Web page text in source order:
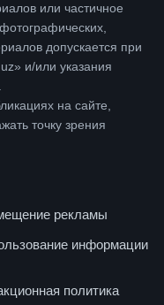
или частичное
допускается при
и/или указания
на сайте,
точку зрения
рекламы
информации
политика